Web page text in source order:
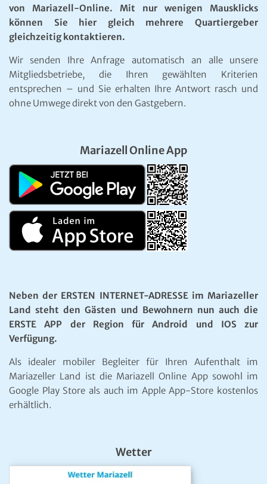
von Mariazell-Online. Mit nur wenigen Mausklicks
können Sie hier gleich mehrere Quartiergeber
gleichzeitig kontaktieren.
Wir senden Ihre Anfrage automatisch an alle unsere
Mitgliedsbetriebe, die Ihren gewählten Kriterien
entsprechen – und Sie erhalten Ihre Antwort rasch und
ohne Umwege direkt von den Gastgebern.
Mariazell Online App
Neben der ERSTEN INTERNET-ADRESSE im Mariazeller
Land steht den Gästen und Bewohnern nun auch die
ERSTE APP der Region für Android und IOS zur
Verfügung.
Als idealer mobiler Begleiter für Ihren Aufenthalt im
Mariazeller Land ist die Mariazell Online App sowohl im
Google Play Store als auch im Apple App-Store kostenlos
erhältlich.
Wetter